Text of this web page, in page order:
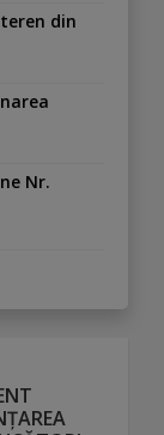
din
Nr.